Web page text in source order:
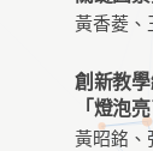
黃香菱、
創新教
「燈泡
黃昭銘、